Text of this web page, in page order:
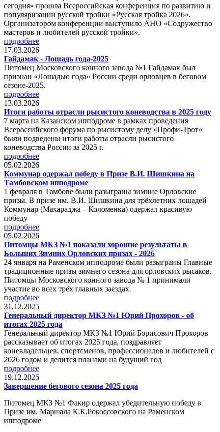
сегодня» прошла Всероссийская конференция по развитию и
популяризации русской тройки «Русская тройка 2026».
Организатором конференции выступило АНО «Содружество
мастеров и любителей русской тройки».
подробнее
17.03.2026
Гайдамак - Лошадь года-2025
Питомец Московского конного завода №1 Гайдамак был
признан «Лошадью года» России среди орловцев в беговом
сезоне-2025.
подробнее
13.03.2026
Итоги работы отрасли рысистого коневодства в 2025 году
7 марта на Казанском ипподроме в рамках проведения
Всероссийского форума по рысистому делу «Профи-Трот»
были подведены итоги работы отрасли рысистого
коневодства России за 2025 г.
подробнее
05.02.2026
Коммунар одержал победу в Призе В.И. Шишкина на
Тамбовском ипподроме
1 февраля в Тамбове были разыграны зимние Орловские
призы. В призе им. В.И. Шишкина для трёхлетних лошадей
Коммунар (Махараджа – Коломенка) одержал красивую
победу
подробнее
05.02.2026
Питомцы МКЗ №1 показали хорошие результаты в
Больших Зимних Орловских призах - 2026
24 января на Раменском ипподроме были разыграны Главные
традиционные призы зимнего сезона для орловских рысаков.
Питомцы Московского конного завода № 1 принимали
участие во всех трёх главных заездах.
подробнее
31.12.2025
Генеральный директор МКЗ №1 Юрий Прохоров - об
итогах 2025 года
Генеральный директор МКЗ №1 Юрий Борисович Прохоров
рассказывает об итогах 2025 года, поздравляет
коневладельцев, спортсменов, профессионалов и любителей с
2026 годом и делится планами на будущий год
подробнее
19.12.2025
Завершение бегового сезона 2025 года
Питомец МКЗ №1 Факир одержал убедительную победу в
Призе им. Маршала К.К.Рокоссовского на Раменском
ипподроме